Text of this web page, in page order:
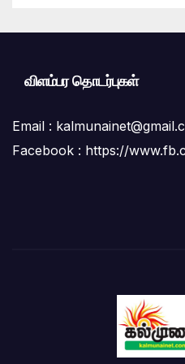
விளம்பர தொடர்புகள்
Email :
Facebook : https://